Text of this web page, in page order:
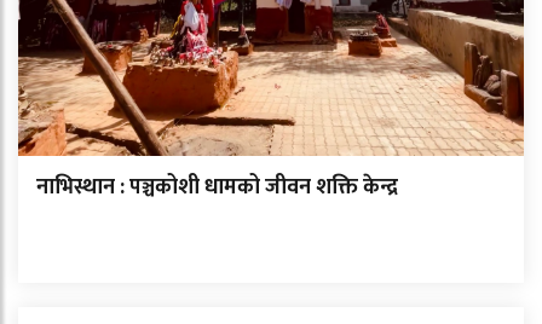
नाभिस्थान : पञ्चकोशी धामको जीवन शक्ति केन्द्र